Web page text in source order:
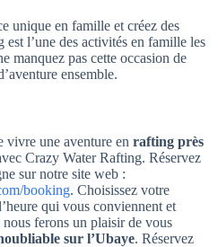
unique en famille et créez des
l’une des activités en famille les
manquez pas cette occasion de
ensemble.
vivre une aventure en rafting près
Crazy Water Rafting. Réservez
sur notre site web :
booking. Choisissez votre
qui vous conviennent et
ferons un plaisir de vous
sur l’Ubaye. Réservez